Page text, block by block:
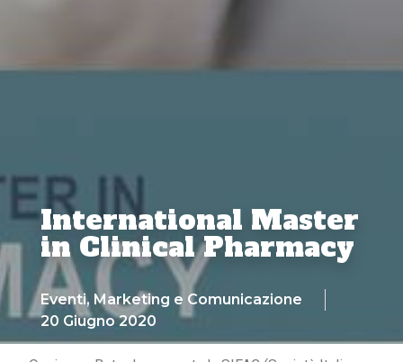
International Master
in Clinical Pharmacy
Eventi, Marketing e Comunicazione
20 Giugno 2020